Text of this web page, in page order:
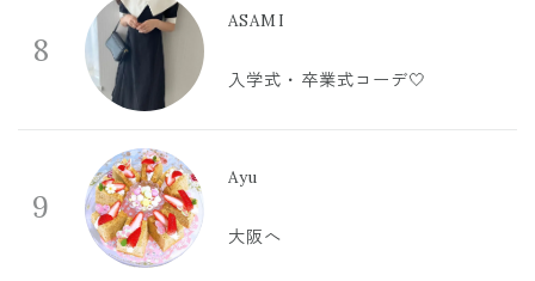
8
ASAMI
入学式・卒業式コーデ🤍
9
Ayu
大阪へ